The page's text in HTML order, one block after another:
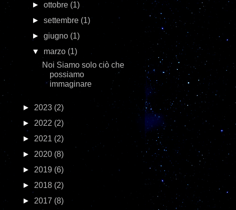
►ottobre (1)
►settembre (1)
►giugno (1)
▼ marzo (1)
Noi Siamo solo ciò che
possiamo
immaginare
► 2023 (2)
► 2022 (2)
► 2021 (2)
► 2020 (8)
► 2019 (6)
► 2018 (2)
► 2017 (8)